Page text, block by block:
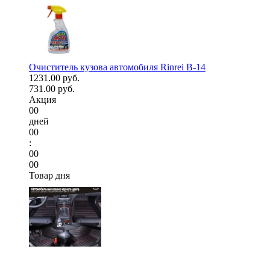
Очиститель кузова автомобиля Rinrei B-14
1231.00 руб.
731.00 руб.
Акция
00
дней
00
:
00
00
Товар дня